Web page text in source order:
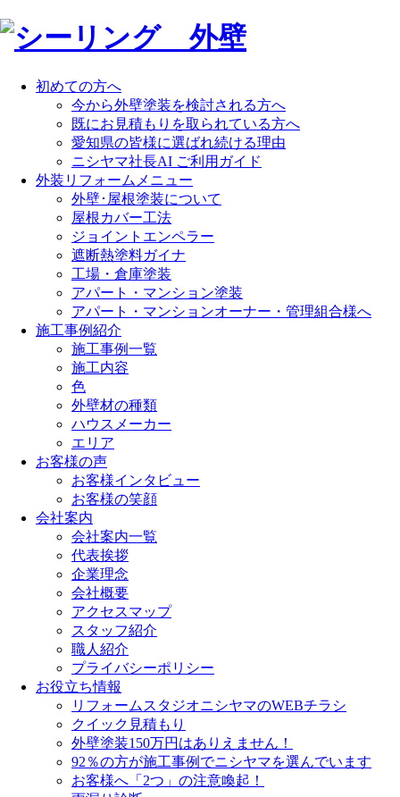
初めての方へ
今から外壁塗装を検討される方へ
既にお見積もりを取られている方へ
愛知県の皆様に選ばれ続ける理由
ニシヤマ社長AI ご利用ガイド
外装リフォームメニュー
外壁･屋根塗装について
屋根カバー工法
ジョイントエンペラー
遮断熱塗料ガイナ
工場・倉庫塗装
アパート・マンション塗装
アパート・マンションオーナー・管理組合様へ
施工事例紹介
施工事例一覧
施工内容
色
外壁材の種類
ハウスメーカー
エリア
お客様の声
お客様インタビュー
お客様の笑顔
会社案内
会社案内一覧
代表挨拶
企業理念
会社概要
アクセスマップ
スタッフ紹介
職人紹介
プライバシーポリシー
お役立ち情報
リフォームスタジオニシヤマのWEBチラシ
クイック見積もり
外壁塗装150万円はありえません！
92％の方が施工事例でニシヤマを選んでいます
お客様へ「2つ」の注意喚起！